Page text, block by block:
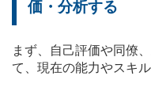
価・分析する
まず、自己評価や同僚
て、現在の能力やスキ